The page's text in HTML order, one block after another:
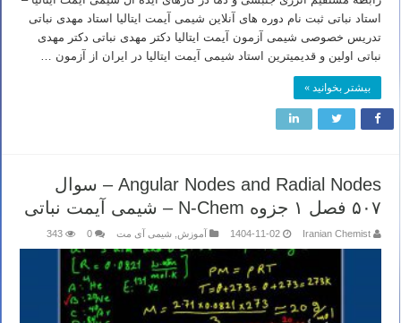
استاد نباتی ثبت نام دوره های آنلاین شیمی آیمت ایتالیا استاد مهدی نباتی
تدریس خصوصی شیمی آزمون آیمت ایتالیا دکتر مهدی نباتی دکتر مهدی
نباتی اولین و قدیمیترین استاد شیمی آیمت ایتالیا در ایران از آزمون …
بیشتر بخوانید »
Angular Nodes and Radial Nodes – سوال
۵۰۷ فصل ۱ جزوه N-Chem – شیمی آیمت نباتی
Iranian Chemist
1404-11-02 آموزش شیمی آی مت 0
343